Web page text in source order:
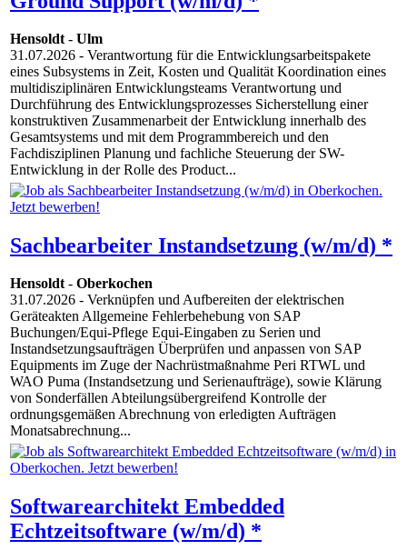
Hensoldt- Ulm
31.07.2026 - Verantwortung für die Entwicklungsarbeitspakete
eines Subsystems in Zeit, Kosten und Qualität Koordination eines
multidisziplinären Entwicklungsteams Verantwortung und
Durchführung des Entwicklungsprozesses Sicherstellung einer
konstruktiven Zusammenarbeit der Entwicklung innerhalb des
Gesamtsystems und mit dem Programmbereich und den
Fachdisziplinen Planung und fachliche Steuerung der SW-
Entwicklung in der Rolle des Product...
Sachbearbeiter Instandsetzung (w/m/d) *
Hensoldt- Oberkochen
31.07.2026 - Verknüpfen und Aufbereiten der elektrischen
Geräteakten Allgemeine Fehlerbehebung von SAP
Buchungen/Equi-Pflege Equi-Eingaben zu Serien und
Instandsetzungsaufträgen Überprüfen und anpassen von SAP
Equipments im Zuge der Nachrüstmaßnahme Peri RTWL und
WAO Puma (Instandsetzung und Serienaufträge), sowie Klärung
von Sonderfällen Abteilungsübergreifend Kontrolle der
ordnungsgemäßen Abrechnung von erledigten Aufträgen
Monatsabrechnung...
Softwarearchitekt Embedded
Echtzeitsoftware (w/m/d) *